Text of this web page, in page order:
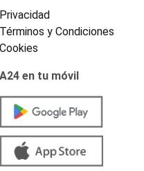
Privacidad
Términos y Condiciones
Cookies
A24 en tu móvil